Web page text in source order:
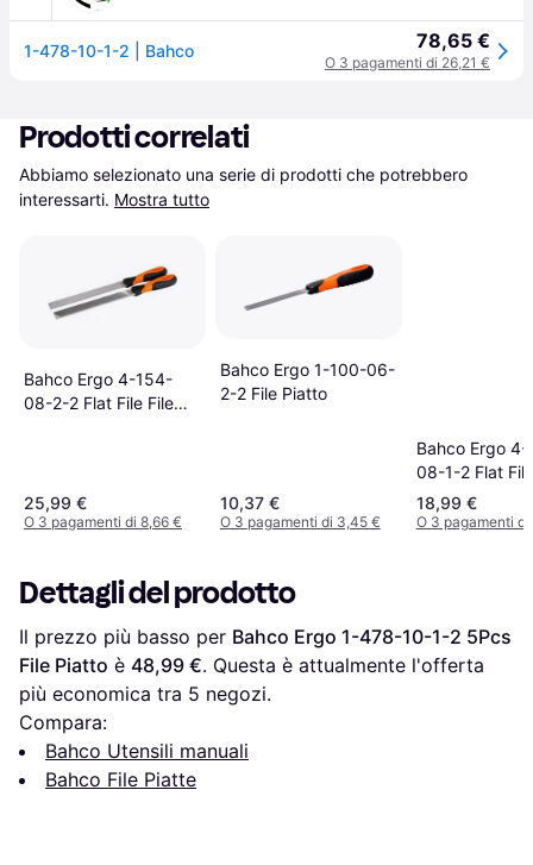
1-478-10-1-2 | Bahco 78,65 €
O 3 pagamenti di 26,21 €
Prodotti correlati
Abbiamo selezionato una serie di prodotti che potrebbero
interessarti. Mostra tutto
Bahco Ergo 4-154-
08-2-2 Flat File File
25,99 €
O 3 pagamenti di 8,66 €
Bahco Ergo 1-100-06-
2-2 File Piatto
10,37 €
O 3 pagamenti di 3,45 €
Bahco Ergo
08-1-2 Flat
Piatto
18,99 €
O 3 pagamenti
Dettagli del prodotto
Il prezzo più basso per Bahco Ergo 1-478-10-1-2 5Pcs
File Piatto è 48,99 €. Questa è attualmente l'offerta
più economica tra 5 negozi.
Compara:
Bahco Utensili manuali
Bahco File Piatte